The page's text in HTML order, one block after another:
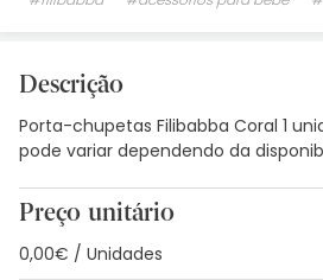
Descrição
Porta-chupetas Filibabba Coral 1
pode variar dependendo da
Preço unitário
0,00€ / Unidades